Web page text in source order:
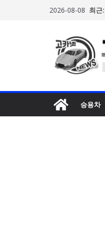
2026-08-08 최근:
승용차